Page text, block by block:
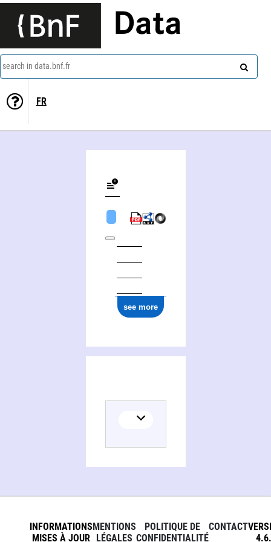
Data
search in data.bnf.fr
FR
see more
INFORMATIONS
MISES À JOUR
MENTIONS
LÉGALES
POLITIQUE DE
CONFIDENTIALITÉ
CONTACT